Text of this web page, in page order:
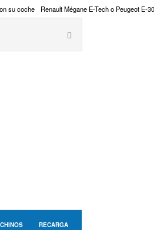
su coche Renault Mégane E-Tech o Peugeot E-
RECARGA